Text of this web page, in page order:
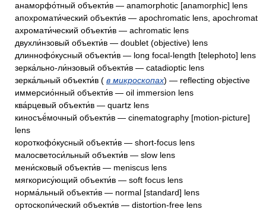
анаморфо́тный объекти́в — anamorphotic [anamorphic] lens
апохромати́ческий объекти́в — apochromatic lens, apochromat
ахромати́ческий объекти́в — achromatic lens
двухли́нзовый объекти́в — doublet (objective) lens
длиннофо́кусный объекти́в — long focal-length [telephoto] lens
зерка́льно-ли́нзовый объекти́в — catadioptic lens
зерка́льный объекти́в ( в микроскопах) — reflecting objective
иммерсио́нный объекти́в — oil immersion lens
ква́рцевый объекти́в — quartz lens
киносъё́мочный объекти́в — cinematography [motion-picture]
lens
короткофо́кусный объекти́в — short-focus lens
малосветоси́льный объекти́в — slow lens
мени́сковый объекти́в — meniscus lens
мягкорису́ющий объекти́в — soft focus lens
норма́льный объекти́в — normal [standard] lens
ортоскопи́ческий объекти́в — distortion-free lens